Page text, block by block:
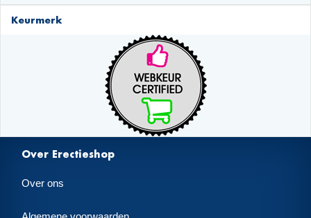
Keurmerk
Over Erectieshop
Over ons